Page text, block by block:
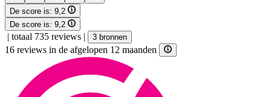
De score is: 9,2
De score is: 9,2
| totaal 735 reviews | 3 bronnen
16 reviews in de afgelopen 12 maanden